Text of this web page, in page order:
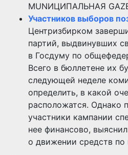
MUNИЦИПАЛЬНАЯ
Участников выборов
Центризбирком
партий, выдвинувших
в Госдуму по
Всего в бюллетене их
следующей неделе
определить, в какой
расположатся. Однако
участники кампании
нее финансово,
о движении средств